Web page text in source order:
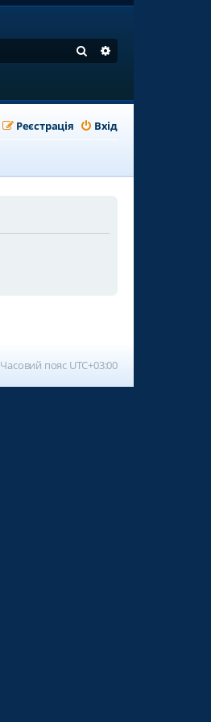
Пошук
Вхід
Реєстрація
Часовий пояс UTC+03:00